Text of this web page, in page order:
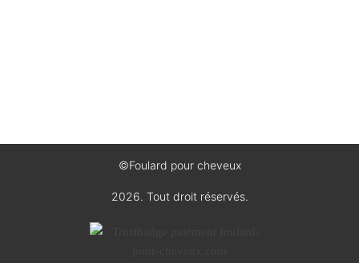
©Foulard pour cheveux
2026. Tout droit réservés.